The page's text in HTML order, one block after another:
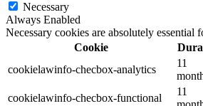
Necessary
Always Enabled
Necessary cookies are absolutely
Cookie
cookielawinfo-checbox-analytics
11
cookielawinfo-checbox-functional
11